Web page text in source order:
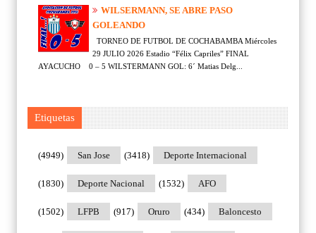
WILSERMANN, SE ABRE PASO
GOLEANDO
TORNEO DE FUTBOL DE COCHABAMBA Miércoles
29 JULIO 2026 Estadio “Félix Capriles” FINAL
AYACUCHO 0 – 5 WILSTERMANN GOL: 6´ Matias Delg...
Etiquetas
San Jose
(4949) Deporte Internacional
(3418)
Deporte Nacional
(1830) AFO
(1532)
LFPB
(1502) Oruro
(917) Baloncesto
(434)